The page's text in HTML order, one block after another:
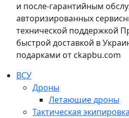
и после-гарантийным
авторизированных
технической поддержкой
быстрой доставкой в
подарками от ckapbu.com
ВСУ
Дроны
Летающие дроны
Тактическая экипировка